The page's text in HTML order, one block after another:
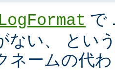
LogFormat で
ない、 とい
ネームの代